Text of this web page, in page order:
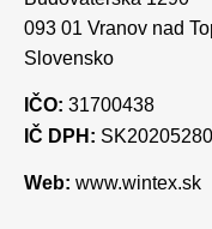
093 01 Vranov nad
Slovensko
IČO: 31700438
IČ DPH:
Web: www.wintex.sk